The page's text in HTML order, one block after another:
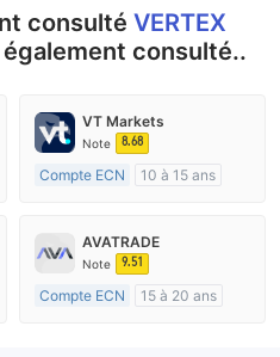
consulté VERTEX
consulté..
VT Markets
Note 8.68
Compte ECN
10 à 15 ans
Etiquette principale MT4
AVATRADE
Note 9.51
Compte ECN
15 à 20 ans